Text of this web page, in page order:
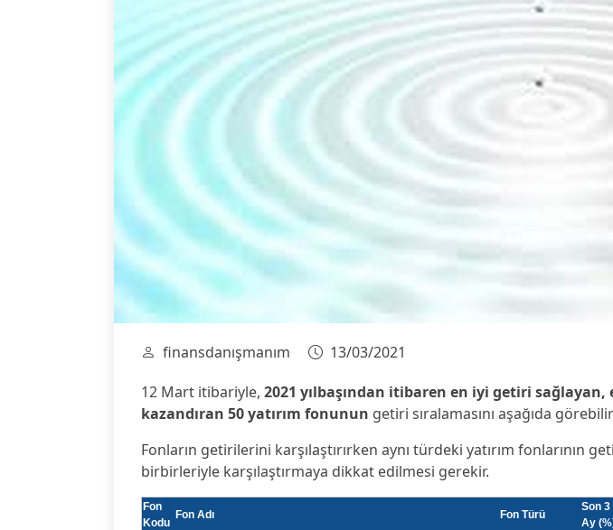
finansdanışmanım
13/03/2021
12 Mart itibariyle, 2021 yılbaşından itibaren en iyi getiri sağlayan,
kazandıran 50 yatırım fonunun getiri sıralamasını aşağıda
Fonların getirilerini karşılaştırırken aynı türdeki yatırım fonlarının
birbirleriyle karşılaştırmaya dikkat edilmesi gerekir.
Fon
Kodu
Fon Adı Fon Türü
Son 3
Ay